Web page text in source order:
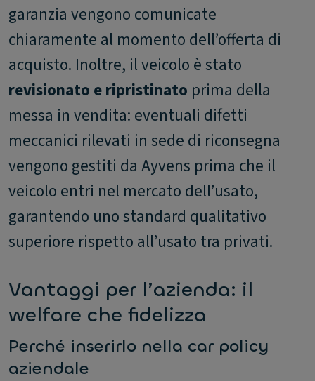
garanzia vengono comunicate
chiaramente al momento dell’offerta di
acquisto. Inoltre, il veicolo è stato
revisionato e ripristinato prima della
messa in vendita: eventuali difetti
meccanici rilevati in sede di riconsegna
vengono gestiti da Ayvens prima che il
veicolo entri nel mercato dell’usato,
garantendo uno standard qualitativo
superiore rispetto all’usato tra privati.
Vantaggi per l’azienda: il
welfare che fidelizza
Perché inserirlo nella car policy
aziendale